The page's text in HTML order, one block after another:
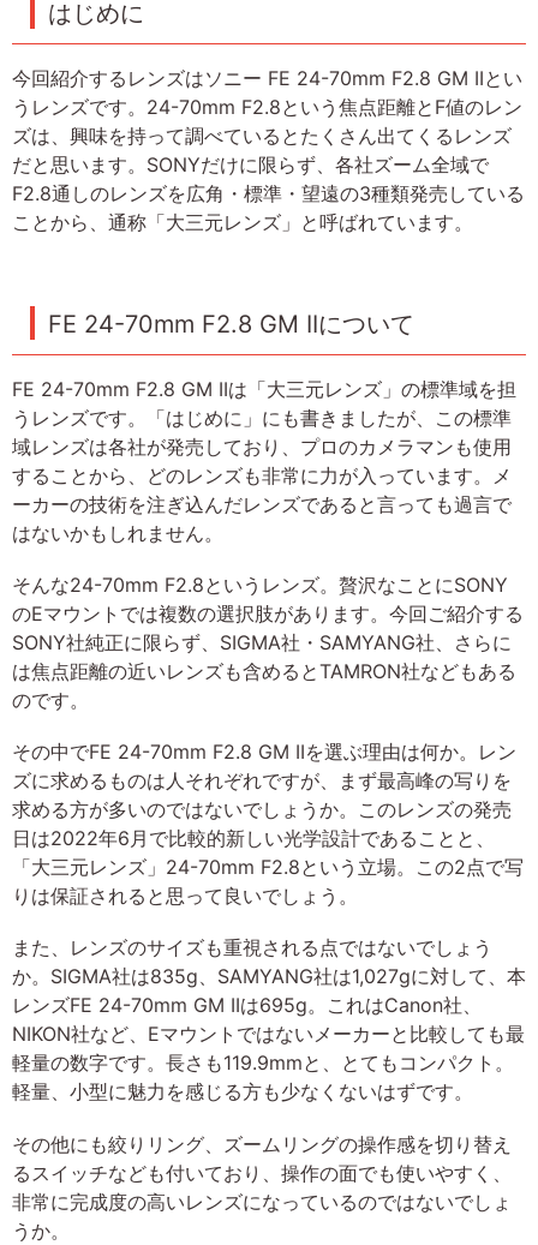
はじめに
今回紹介するレンズはソニー FE 24-70mm F2.8 GM IIとい
うレンズです。24-70mm F2.8という焦点距離とF値のレン
ズは、興味を持って調べているとたくさん出てくるレンズ
だと思います。SONYだけに限らず、各社ズーム全域で
F2.8通しのレンズを広角・標準・望遠の3種類発売している
ことから、通称「大三元レンズ」と呼ばれています。
FE 24-70mm F2.8 GM IIについて
FE 24-70mm F2.8 GM IIは「大三元レンズ」の標準域を担
うレンズです。「はじめに」にも書きましたが、この標準
域レンズは各社が発売しており、プロのカメラマンも使用
することから、どのレンズも非常に力が入っています。メ
ーカーの技術を注ぎ込んだレンズであると言っても過言で
はないかもしれません。
そんな24-70mm F2.8というレンズ。贅沢なことにSONY
のEマウントでは複数の選択肢があります。今回ご紹介する
SONY社純正に限らず、SIGMA社・SAMYANG社、さらに
は焦点距離の近いレンズも含めるとTAMRON社などもある
のです。
その中でFE 24-70mm F2.8 GM IIを選ぶ理由は何か。レン
ズに求めるものは人それぞれですが、まず最高峰の写りを
求める方が多いのではないでしょうか。このレンズの発売
日は2022年6月で比較的新しい光学設計であることと、
「大三元レンズ」24-70mm F2.8という立場。この2点で写
りは保証されると思って良いでしょう。
また、レンズのサイズも重視される点ではないでしょう
か。SIGMA社は835g、SAMYANG社は1,027gに対して、本
レンズFE 24-70mm GM IIは695g。これはCanon社、
NIKON社など、Eマウントではないメーカーと比較しても最
軽量の数字です。長さも119.9mmと、とてもコンパクト。
軽量、小型に魅力を感じる方も少なくないはずです。
その他にも絞りリング、ズームリングの操作感を切り替え
るスイッチなども付いており、操作の面でも使いやすく、
非常に完成度の高いレンズになっているのではないでしょ
うか。